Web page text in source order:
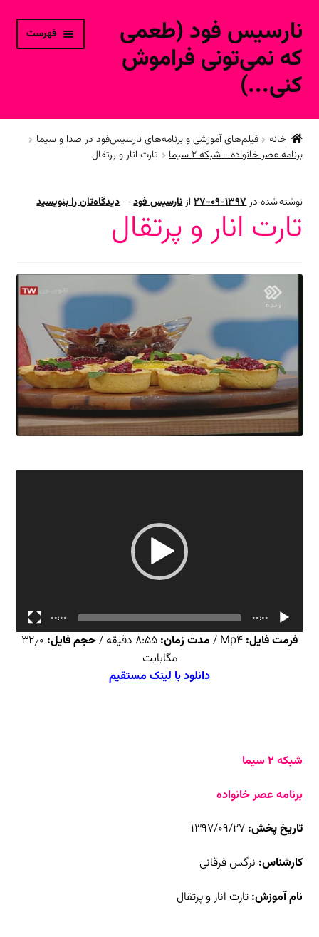
پرش
ناوبری
پرش
محتوا
نارسیس فود (طعمی
که نمی‌تونی فراموش
کنی...)
فهرست
خانه
ورود به حساب کاربری
محصولات فروشگاه آنلاین
ارتباط با ما
خانه
فیلم‌های آموزشی و برنامه‌های نارسیس‌فود در صدا و سیما
برنامه عصر خانواده - شبکه ۲ سیما
تارت انار و پرتقال
نوشته شده در1397-09-27 ازنارسیس فود —دیدگاه‌تان را بنویسید
تارت انار و پرتقال
00:00
00:00
فرمت فایل: مدت زمان: حجم فایل: ۳۲٫۰
مگابایت
دانلود با لینک مستقیم
شبکه ۲ سیما
برنامه عصر خانواده
تاریخ پخش:
کارشناس: نرگس فرقانی
نام آموزش: تارت انار و پرتقال